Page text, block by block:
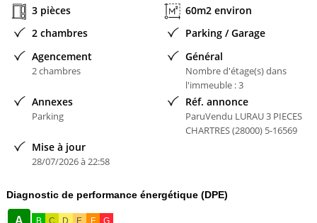
3 pièces
60m2 environ
2 chambres
Parking / Garage
Agencement
2 chambres
Général
Nombre d'étage(s) dans
l'immeuble : 3
Annexes
Parking
Réf. annonce
ParuVendu LURAU 3 PIECES
CHARTRES (28000) 5-16569
Mise à jour
28/07/2026 à 22:58
Diagnostic de performance énergétique (DPE)
A B C D E F G